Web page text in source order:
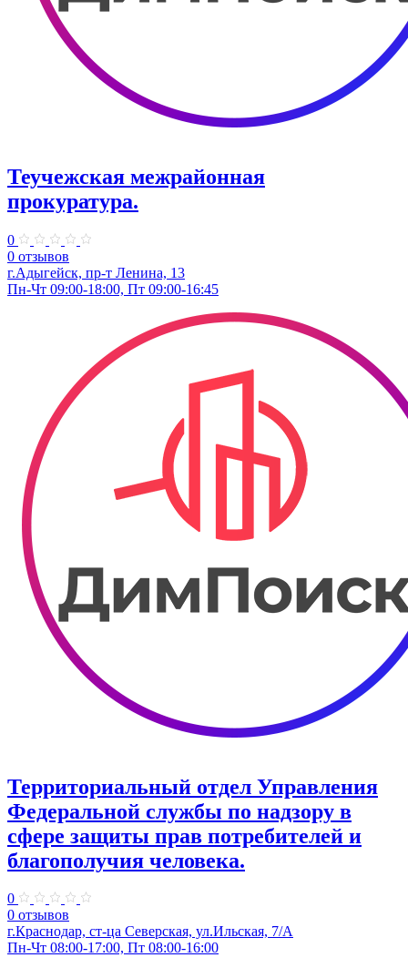
Теучежская межрайонная
прокуратура.
0
0 отзывов
г.Адыгейск, пр-т Ленина, 13
Пн-Чт 09:00-18:00, Пт 09:00-16:45
Территориальный отдел Управления
Федеральной службы по надзору в
сфере защиты прав потребителей и
благополучия человека.
0
0 отзывов
г.Краснодар, ст-ца Северская, ул.Ильская, 7/А
Пн-Чт 08:00-17:00, Пт 08:00-16:00